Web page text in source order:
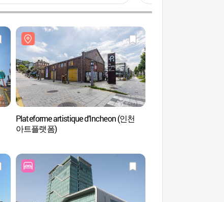
Plateforme artistique d’Incheon (인천
아트플랫폼)